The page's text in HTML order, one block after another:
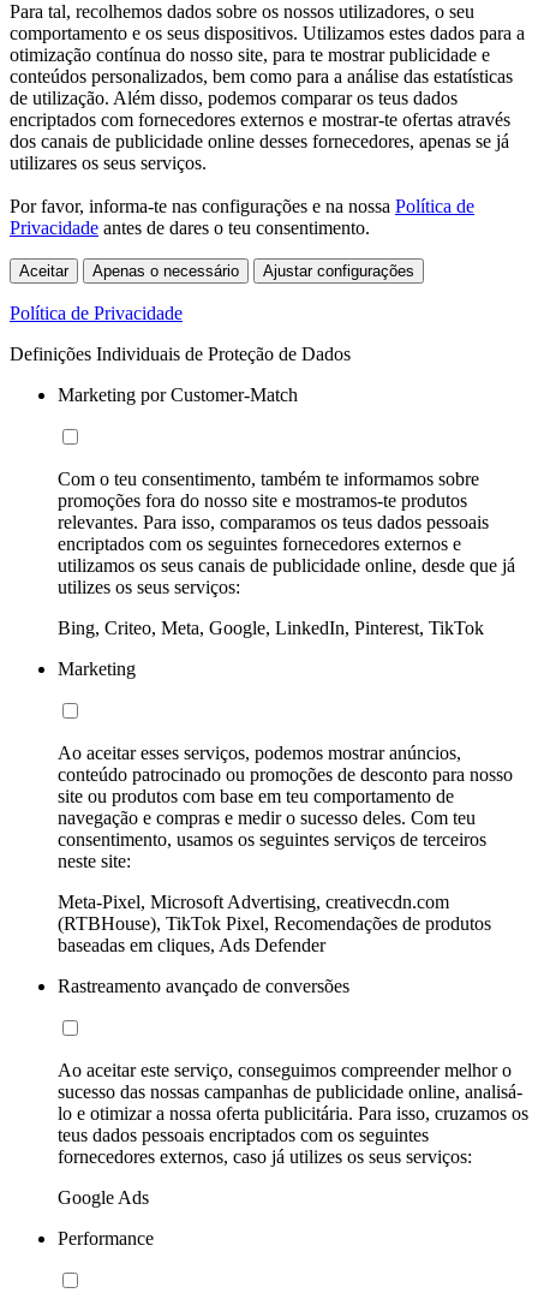
Para tal, recolhemos dados sobre os nossos utilizadores, o seu
comportamento e os seus dispositivos. Utilizamos estes dados para a
otimização contínua do nosso site, para te mostrar publicidade e
conteúdos personalizados, bem como para a análise das estatísticas
de utilização. Além disso, podemos comparar os teus dados
encriptados com fornecedores externos e mostrar-te ofertas através
dos canais de publicidade online desses fornecedores, apenas se já
utilizares os seus serviços.
Por favor, informa-te nas configurações e na nossa Política de
Privacidade antes de dares o teu consentimento.
Aceitar Apenas o necessário Ajustar configurações
Política de Privacidade
Definições Individuais de Proteção de Dados
Marketing por Customer-Match
Com o teu consentimento, também te informamos sobre
promoções fora do nosso site e mostramos-te produtos
relevantes. Para isso, comparamos os teus dados pessoais
encriptados com os seguintes fornecedores externos e
utilizamos os seus canais de publicidade online, desde que já
utilizes os seus serviços:
Bing, Criteo, Meta, Google, LinkedIn, Pinterest, TikTok
Marketing
Ao aceitar esses serviços, podemos mostrar anúncios,
conteúdo patrocinado ou promoções de desconto para nosso
site ou produtos com base em teu comportamento de
navegação e compras e medir o sucesso deles. Com teu
consentimento, usamos os seguintes serviços de terceiros
neste site:
Meta-Pixel, Microsoft Advertising, creativecdn.com
(RTBHouse), TikTok Pixel, Recomendações de produtos
baseadas em cliques, Ads Defender
Rastreamento avançado de conversões
Ao aceitar este serviço, conseguimos compreender melhor o
sucesso das nossas campanhas de publicidade online, analisá-
lo e otimizar a nossa oferta publicitária. Para isso, cruzamos os
teus dados pessoais encriptados com os seguintes
fornecedores externos, caso já utilizes os seus serviços:
Google Ads
Performance